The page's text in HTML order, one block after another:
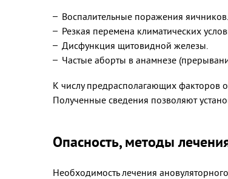
Воспалительные поражения
Резкая перемена климатических
Дисфункция щитовидной железы.
Частые аборты в анамнезе
К числу предрасполагающих факторов
Полученные сведения позволяют
Опасность, методы
Необходимость лечения